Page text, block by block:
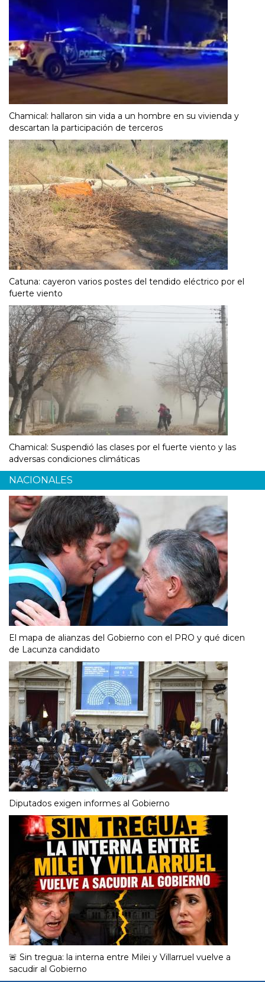
Chamical: hallaron sin vida a un hombre en su vivienda y
descartan la participación de terceros
Catuna: cayeron varios postes del tendido eléctrico por el
fuerte viento
Chamical: Suspendió las clases por el fuerte viento y las
adversas condiciones climáticas
NACIONALES
El mapa de alianzas del Gobierno con el PRO y qué dicen
de Lacunza candidato
Diputados exigen informes al Gobierno
🚨 Sin tregua: la interna entre Milei y Villarruel vuelve a
sacudir al Gobierno